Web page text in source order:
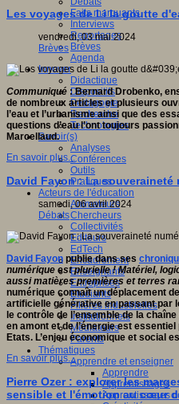
Faits marquants
Interviews
Reportages
Brèves
Agenda
Innover
Didactique
Dispositifs
Pédagogie
Recherche
Technologies
Savoir(s)
Analyses
Conférences
Outils
Pratiques
Acteurs de l'éducation
Animateurs
Chercheurs
Collectivités
Editeurs
EdTech
Encadrement
Enseignants
Entreprises
Etudiants
Filières industrielles
Institutionnels
Médiateurs
Parents
Thématiques
Apprendre et enseigner
Apprendre
Apprentissages
Apprentissages
Les voyages de Li la goutte
vendredi, 03 mai 2024
Brèves
Communiqué : Bernard Drobenko,
de nombreux articles et plusieurs
l’eau et l’urbanisme ainsi que des
questions d’eau l’ont toujours
Marcellaud.
En savoir plus...
David Fayon : La
samedi, 06 avril 2024
Débats
David Fayon publie dans ses
numérique est plurielle ! Matériel,
aussi matières premières et terres
numérique connaît un déplacement
artificielle générative en passant par
le contrôle de l’ensemble de la
en amont et de l’énergie est
Etats. L’enjeu économique et social
En savoir plus...
Pierre Ozer : explorer les
sensible et l'émotion au cœur